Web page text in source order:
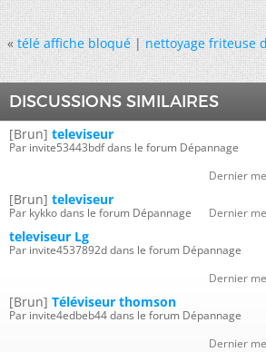
« télé affiche bloqué|nettoyage friteuse
DISCUSSIONS SIMILAIRES
[Brun] televiseur
Par invite53443bdf dans le forum Dépannage
Dernier
[Brun] televiseur
Par kykko dans le forum Dépannage Dernier
televiseur Lg
Par invite4537892d dans le forum Dépannage
Dernier
[Brun] Téléviseur thomson
Par invite4edbeb44 dans le forum Dépannage
Dernier